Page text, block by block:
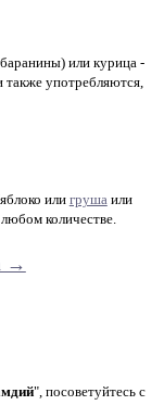
или курица -
также употребляются,
или груша или
количестве.
→
", посоветуйтесь с